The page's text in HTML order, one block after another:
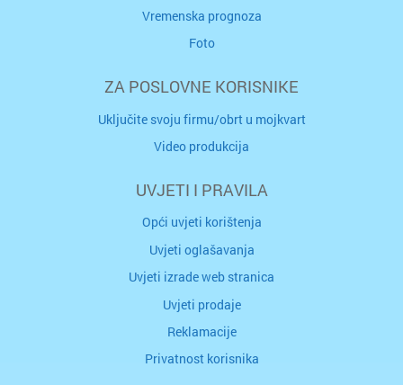
Vremenska prognoza
Foto
ZA POSLOVNE KORISNIKE
Uključite svoju firmu/obrt u mojkvart
Video produkcija
UVJETI I PRAVILA
Opći uvjeti korištenja
Uvjeti oglašavanja
Uvjeti izrade web stranica
Uvjeti prodaje
Reklamacije
Privatnost korisnika